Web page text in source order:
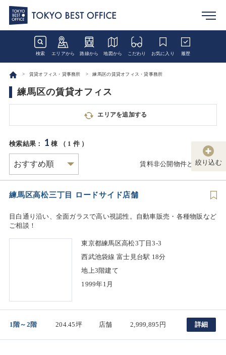
検索 エリアから 路線から 地図から こだわり お気に入り 履歴
賃貸オフィス・貸事務所 練馬区の賃貸オフィス・貸事務所
練馬区の賃貸オフィス
エリアを追加する
絞り込む
検索結果： 1棟 （ 1 件 ）
賃料非公開物件とは
練馬区高松三丁目 ロードサイド店舗
目白通り沿い、全面ガラスで高い視認性。自動車販売・各種物販など
ご相談！
東京都練馬区高松3丁目3-3
西武池袋線 富士見台駅 18分
地上3階建て
1999年1月
1階～2階 204.45坪 店舗 2,999,895円 詳細